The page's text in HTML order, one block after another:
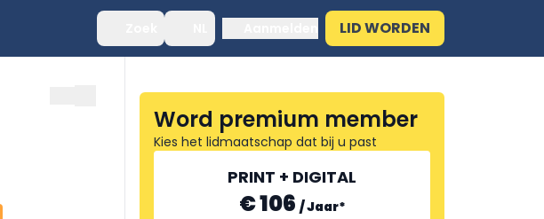
LID WORDEN
Word premium member
Kies het lidmaatschap dat bij u past
PRINT + DIGITAL
€ 106 /Jaar*